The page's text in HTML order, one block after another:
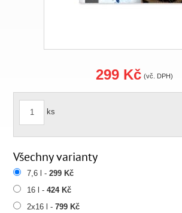
299 Kč (vč. DPH)
ks
Všechny varianty
7,6 l -299 Kč
16 l -424 Kč
2x16 l -799 Kč